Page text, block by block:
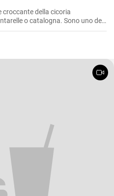
croccante della cicoria
o catalogna. Sono uno dei
in primavera. Prova la ricetta